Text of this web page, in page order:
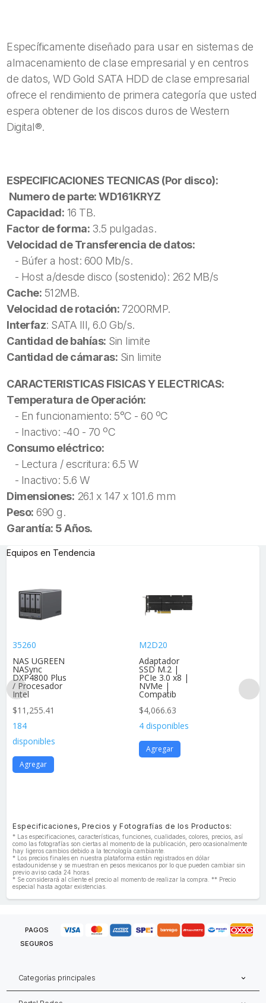
Específicamente diseñado para usar en sistemas de
almacenamiento de clase empresarial y en centros
de datos, WD Gold SATA HDD de clase empresarial
ofrece el rendimiento de primera categoría que usted
espera obtener de los discos duros de Western
Digital®.
ESPECIFICACIONES TECNICAS (Por disco):
Numero de parte: WD161KRYZ
Capacidad: 16 TB.
Factor de forma: 3.5 pulgadas.
Velocidad de Transferencia de datos:
- Búfer a host: 600 Mb/s.
- Host a/desde disco (sostenido): 262 MB/s
Cache: 512MB.
Velocidad de rotación: 7200RMP.
Interfaz: SATA III, 6.0 Gb/s.
Cantidad de bahías: Sin limite
Cantidad de cámaras: Sin limite
CARACTERISTICAS FISICAS Y ELECTRICAS:
Temperatura de Operación:
- En funcionamiento: 5°C - 60 ºC
- Inactivo: -40 - 70 ºC
Consumo eléctrico:
- Lectura / escritura: 6.5 W
- Inactivo: 5.6 W
Dimensiones: 26.1 x 147 x 101.6 mm
Peso: 690 g.
Garantía: 5 Años.
Equipos en Tendencia
35260
NAS UGREEN
NASync
DXP4800 Plus
/ Procesador
Intel
$11,255.41
184
disponibles
Agregar
M2D20
Adaptador
SSD M.2 |
PCIe 3.0 x8 |
NVMe |
Compatib
$4,066.63
4 disponibles
Agregar
Especificaciones, Precios y Fotografías de los Productos:
* Las especificaciones, características, funciones, cualidades, colores, precios, así
como las fotografías son ciertas al momento de la publicación, pero ocasionalmente
hay ligeros cambios debido a la tecnología cambiante.
* Los precios finales en nuestra plataforma están registrados en dólar
estadounidense y se muestran en pesos mexicanos por lo que pueden cambiar sin
previo aviso cada 24 horas.
* Se considerará al cliente el precio al momento de realizar la compra. ** Precio
especial hasta agotar existencias.
PAGOS
SEGUROS
Categorías principales